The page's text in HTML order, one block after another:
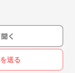
ない選手かと。笑
か覗きに来てくだ
く
送る